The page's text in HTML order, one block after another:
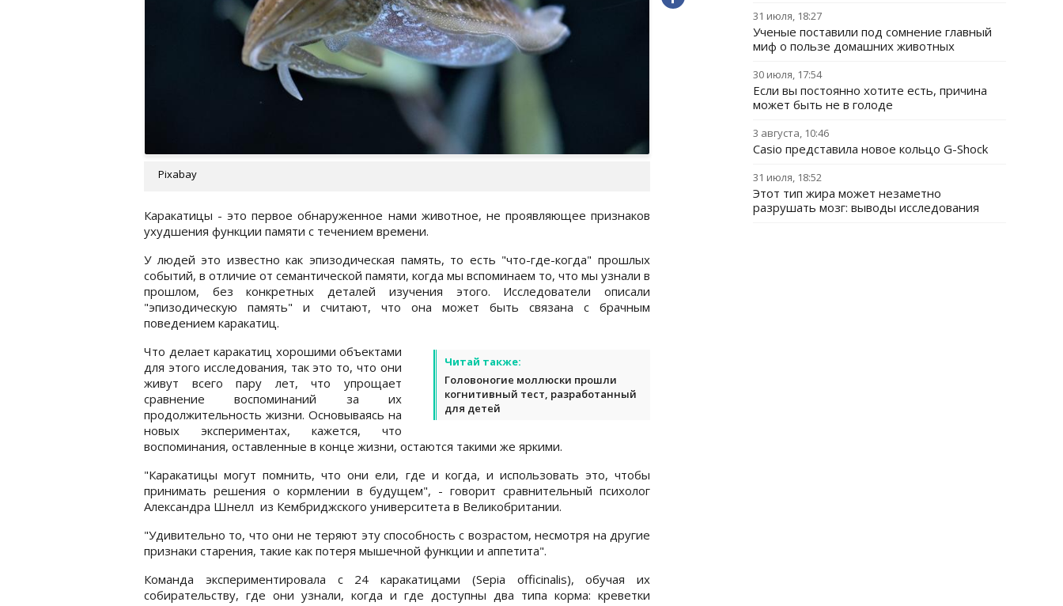
Pixabay
Каракатицы - это первое обнаруженное нами животное, не проявляющее признаков
ухудшения функции памяти с течением времени.
У людей это известно как эпизодическая память, то есть "что-где-когда" прошлых
событий, в отличие от семантической памяти, когда мы вспоминаем то, что мы узнали в
прошлом, без конкретных деталей изучения этого. Исследователи описали
"эпизодическую память" и считают, что она может быть связана с брачным
поведением каракатиц.
Читай также:
Головоногие моллюски прошли
когнитивный тест, разработанный
для детей
Что делает каракатиц хорошими объектами
для этого исследования, так это то, что они
живут всего пару лет, что упрощает
сравнение воспоминаний за их
продолжительность жизни. Основываясь на
новых экспериментах, кажется, что
воспоминания, оставленные в конце жизни, остаются такими же яркими.
"Каракатицы могут помнить, что они ели, где и когда, и использовать это, чтобы
принимать решения о кормлении в будущем", - говорит сравнительный психолог
Александра Шнелл из Кембриджского университета в Великобритании.
"Удивительно то, что они не теряют эту способность с возрастом, несмотря на другие
признаки старения, такие как потеря мышечной функции и аппетита".
Команда экспериментировала с 24 каракатицами (Sepia officinalis), обучая их
собирательству, где они узнали, когда и где доступны два типа корма: креветки
31 июля, 18:27
Ученые поставили под сомнение главный
миф о пользе домашних животных
30 июля, 17:54
Если вы постоянно хотите есть, причина
может быть не в голоде
3 августа, 10:46
Casio представила новое кольцо G-Shock
31 июля, 18:52
Этот тип жира может незаметно
разрушать мозг: выводы исследования